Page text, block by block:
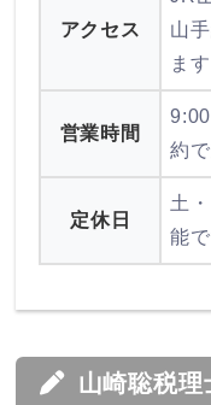
アクセス
山
ます
営業時間
約
定休日
土
能
山崎聡税